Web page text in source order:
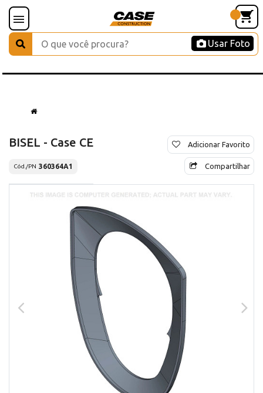
Usar Foto
BISEL - Case CE
Cód./PN 360364A1
Adicionar Favorito
Compartilhar